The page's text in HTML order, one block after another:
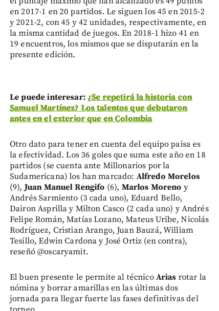
en 2017-1 en 20 partidos. Le siguen los 45 en 2015-2
y 2021-2, con 45 y 42 unidades, respectivamente, en
la misma cantidad de juegos. En 2018-1 hizo 41 en
19 encuentros, los mismos que se disputarán en la
presente edición.
Le puede interesar: ¿Se repetirá la historia con
Samuel Martínez? Los talentos que debutaron
antes en el exterior que en Colombia
Otro dato para tener en cuenta del equipo paisa es
la efectividad. Los 36 goles que suma este año en 18
partidos (se cuenta ante Millonarios por la
Sudamericana) los han marcado: Alfredo Morelos
(9), Juan Manuel Rengifo (6), Marlos Moreno y
Andrés Sarmiento (3 cada uno), Eduard Bello,
Dairon Asprilla y Milton Casco (2 cada uno) y Andrés
Felipe Román, Matías Lozano, Mateus Uribe, Nicolás
Rodríguez, Cristian Arango, Juan Bauzá, William
Tesillo, Edwin Cardona y José Ortiz (en contra),
reseñó @oscaryamit.
El buen presente le permite al técnicoArias rotar la
nómina y borrar amarillas en las últimas dos
jornada para llegar fuerte las fases definitivas del